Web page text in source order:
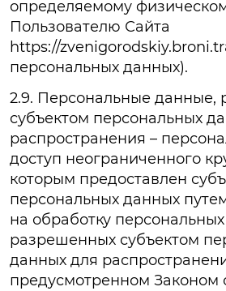
определяемому
Пользователю Сайта
https://
персональных данных).
2.9. Персональные данные,
субъектом персональных
распространения –
доступ неограниченного
которым предоставлен
персональных данных
на обработку
разрешенных субъектом
данных для
предусмотренном Законом